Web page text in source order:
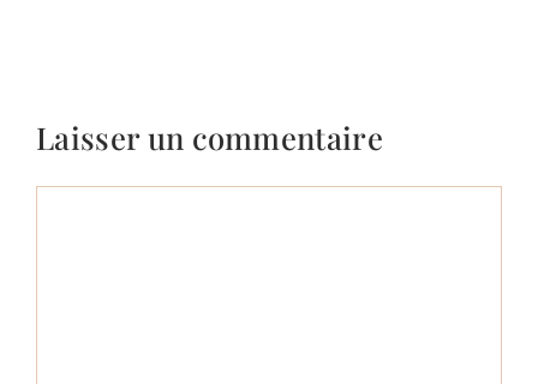
Laisser un commentaire